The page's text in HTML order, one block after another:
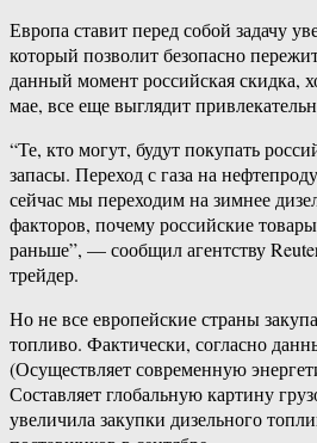
Европа ставит перед собой задачу
который позволит безопасно
данный момент российская скидка,
мае, все еще выглядит
“Те, кто могут, будут покупать
запасы. Переход с газа на
сейчас мы переходим на зимнее
факторов, почему российские
раньше”, — сообщил агентству
трейдер.
Но не все европейские страны
топливо. Фактически, согласно
(Осуществляет современную
Составляет глобальную картину
увеличила закупки дизельного